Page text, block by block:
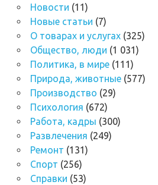
Новости (11)
Новые статьи (7)
О товарах и услугах(325)
Общество, люди (1 031)
Политика, в мире(111)
Природа, животные(577)
Производство (29)
Психология (672)
Работа, кадры (300)
Развлечения (249)
Ремонт (131)
Спорт (256)
Справки (53)